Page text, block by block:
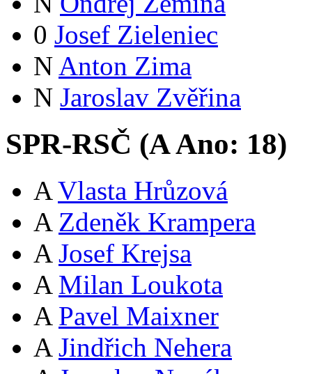
0 Josef Zieleniec
N Anton Zima
N Jaroslav Zvěřina
SPR-RSČ (AAno: 18)
A Vlasta Hrůzová
A Zdeněk Krampera
A Josef Krejsa
A Milan Loukota
A Pavel Maixner
A Jindřich Nehera